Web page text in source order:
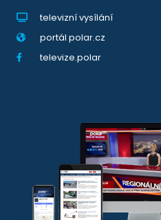
televizní vysílání
portál polar.cz
televize.polar